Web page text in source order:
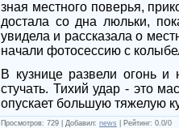
зная местного поверья,
достала со дна люльки,
увидела и рассказала о
начали фотосессию с
В кузнице развели огонь и
стучать. Тихий удар - это
опускает большую тяжелую
Просмотров: 729 | Добавил: news Рейтинг: 0.0/0